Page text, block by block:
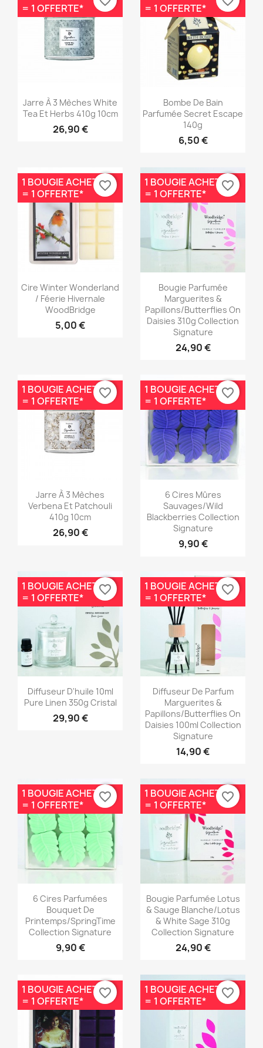
 Aperçu rapide
Jarre À 3 Mèches White
Tea Et Herbs 410g 10cm
26,90 €
= 1 OFFERTE*
Aperçu rapide
Bombe De Bain
Parfumée Secret Escape
140g
6,50 €
= 1 OFFERTE*
Aperçu rapide
Cire Winter Wonderland
/ Féerie Hivernale
WoodBridge
5,00 €
1 BOUGIE ACHETÉE
= 1 OFFERTE*
favorite_border
Aperçu rapide
Bougie Parfumée
Marguerites &
Papillons/Butterflies On
Daisies 310g Collection
Signature
24,90 €
1 BOUGIE ACHETÉE
= 1 OFFERTE*
favorite_border
Aperçu rapide
Jarre À 3 Mèches
Verbena Et Patchouli
410g 10cm
26,90 €
1 BOUGIE ACHETÉE
= 1 OFFERTE*
favorite_border
Aperçu rapide
6 Cires Mûres
Sauvages/Wild
Blackberries Collection
Signature
9,90 €
1 BOUGIE ACHETÉE
= 1 OFFERTE*
favorite_border
Aperçu rapide
Diffuseur D'huile 10ml
Pure Linen 350g Cristal
29,90 €
1 BOUGIE ACHETÉE
= 1 OFFERTE*
favorite_border
Aperçu rapide
Diffuseur De Parfum
Marguerites &
Papillons/Butterflies On
Daisies 100ml Collection
Signature
14,90 €
1 BOUGIE ACHETÉE
= 1 OFFERTE*
favorite_border
Aperçu rapide
6 Cires Parfumées
Bouquet De
Printemps/SpringTime
Collection Signature
9,90 €
1 BOUGIE ACHETÉE
= 1 OFFERTE*
favorite_border
Aperçu rapide
Bougie Parfumée Lotus
& Sauge Blanche/Lotus
& White Sage 310g
Collection Signature
24,90 €
1 BOUGIE ACHETÉE
= 1 OFFERTE*
favorite_border
1 BOUGIE ACHETÉE
= 1 OFFERTE*
favorite_border
1 BOUGIE ACHETÉE
= 1 OFFERTE*
favorite_border